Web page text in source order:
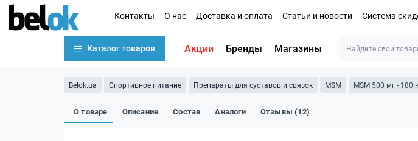
Контакты О нас Доставка и оплата Статьи и новости Система
Каталог товаров Акции Бренды Магазины
Belok.ua Спортивное питание Препараты для суставов и связок MSM MSM 500 мг - 180
О товаре Описание Состав Аналоги Отзывы (12)